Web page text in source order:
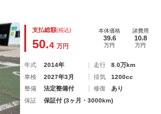
支払総額(税込)
50.4 万円
本体価格
39.6
万円
諸費用
10.8
万円
年式 2014年 走行
8.0万km
車検
2027年3月 排気
1200cc
整備
法定整備付 修復
あり
保証
保証付 (3ヶ月・3000km)